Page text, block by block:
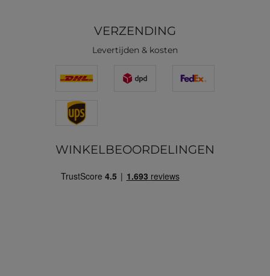
VERZENDING
Levertijden & kosten
WINKELBEOORDELINGEN